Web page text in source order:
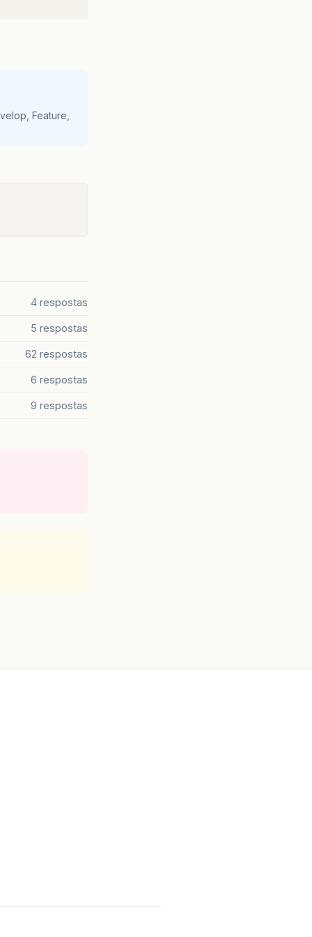
Feature,
4 respostas
5 respostas
62 respostas
6 respostas
9 respostas